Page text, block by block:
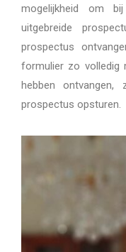
mogelijkheid om
uitgebreide
prospectus
formulier zo volledig
hebben
prospectus opsturen.